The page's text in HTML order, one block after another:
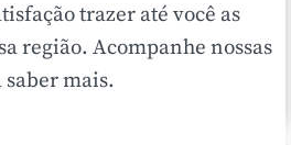
trazer até você as
região. Acompanhe nossas
saber mais.